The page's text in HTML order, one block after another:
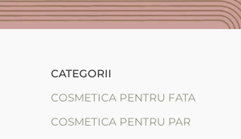
CATEGORII
COSMETICA PENTRU FATA
COSMETICA PENTRU PAR